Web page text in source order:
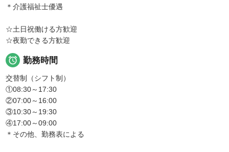
＊介護福祉士優遇
☆土日祝働ける方歓迎
☆夜勤できる方歓迎
 勤務時間
交替制（シフト制）
①08:30～17:30
②07:00～16:00
③10:30～19:30
④17:00～09:00
＊その他、勤務表による